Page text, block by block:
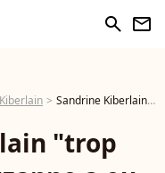
search newsletter
Sandrine Kiberlain "trop fière" : Sa fille Suzanne a eu le bac avec mention !
"trop